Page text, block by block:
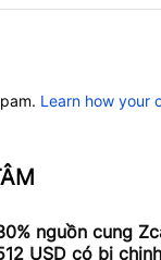
Learn how your
nguồn cung
USD có bị